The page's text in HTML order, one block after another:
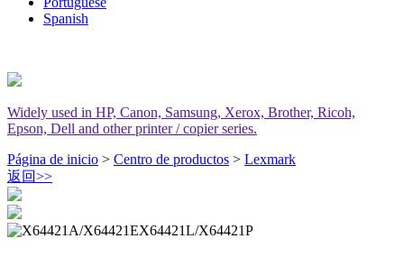
Spanish
Widely used in HP, Canon, Samsung, Xerox, Brother, Ricoh,
Epson, Dell and other printer / copier series.
Página de inicio > Centro de productos > Lexmark
返回>>